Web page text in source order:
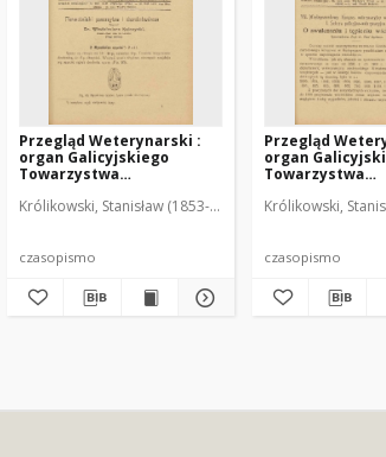
Red.
Przegląd Weterynarski :
organ Galicyjskiego
Towarzystwa
czasopismo poświęcone
Królikowski, Stanisław (1853-1924). Red.
czasopismo
Przegląd
organ
Towarzystwa
czasopismo
Królikowski,
czasopismo